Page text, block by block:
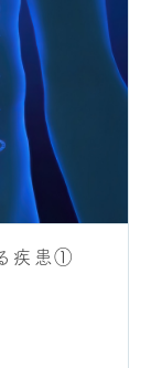
疾患①